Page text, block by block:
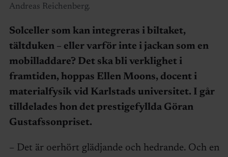
Andreas Reichenberg.
Solceller som kan integreras i biltaket,
tältduken – eller varför inte i jackan som en
mobilladdare? Det ska bli verklighet i
framtiden, hoppas Ellen Moons, docent i
materialfysik vid Karlstads universitet. I går
tilldelades hon det prestigefyllda Göran
Gustafssonpriset.
– Det är oerhört glädjande och hedrande. Och en